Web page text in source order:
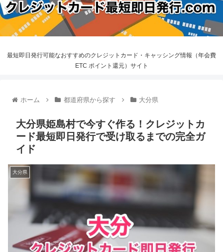
最短即日発行可能なおすすめのクレジットカード・キャッシング情報（年会費
ETC ポイント還元）サイト
ホーム 都道府県から探す 大分県
大分県姫島村で今すぐ作る！クレジットカ
ード最短即日発行で受け取るまでの完全ガ
イド
大分県